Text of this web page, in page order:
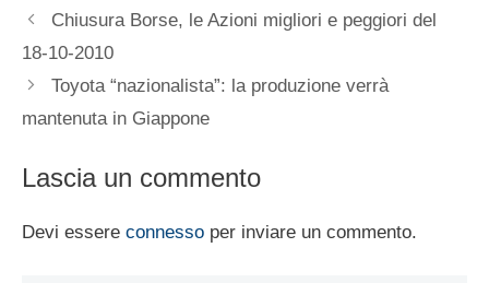
Chiusura Borse, le Azioni migliori e peggiori del
18-10-2010
Toyota “nazionalista”: la produzione verrà
mantenuta in Giappone
Lascia un commento
Devi essere connesso per inviare un commento.